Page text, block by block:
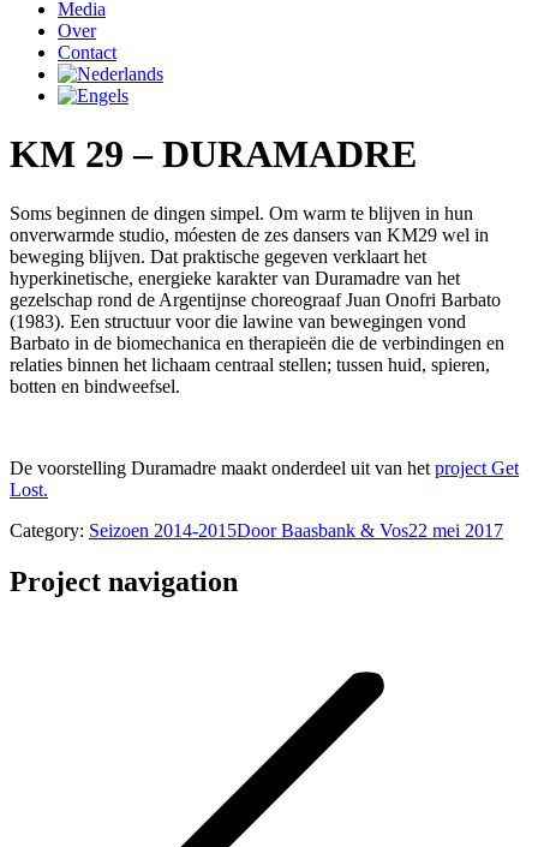
Media
Over
Contact
KM 29 – DURAMADRE
Soms beginnen de dingen simpel. Om warm te blijven in hun
onverwarmde studio, móesten de zes dansers van KM29 wel in
beweging blijven. Dat praktische gegeven verklaart het
hyperkinetische, energieke karakter van Duramadre van het
gezelschap rond de Argentijnse choreograaf Juan Onofri Barbato
(1983). Een structuur voor die lawine van bewegingen vond
Barbato in de biomechanica en therapieën die de verbindingen en
relaties binnen het lichaam centraal stellen; tussen huid, spieren,
botten en bindweefsel.
De voorstelling Duramadre maakt onderdeel uit van het project Get
Lost.
Category: Seizoen 2014-2015DoorBaasbank & Vos22 mei 2017
Project navigation